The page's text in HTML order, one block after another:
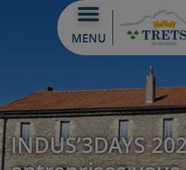
MENU
INDUS’3DAYS